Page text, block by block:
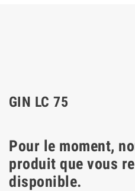
GIN LC 75
Pour le moment,
produit que vous
disponible.